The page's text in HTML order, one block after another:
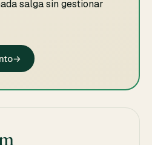
salga sin gestionar
→